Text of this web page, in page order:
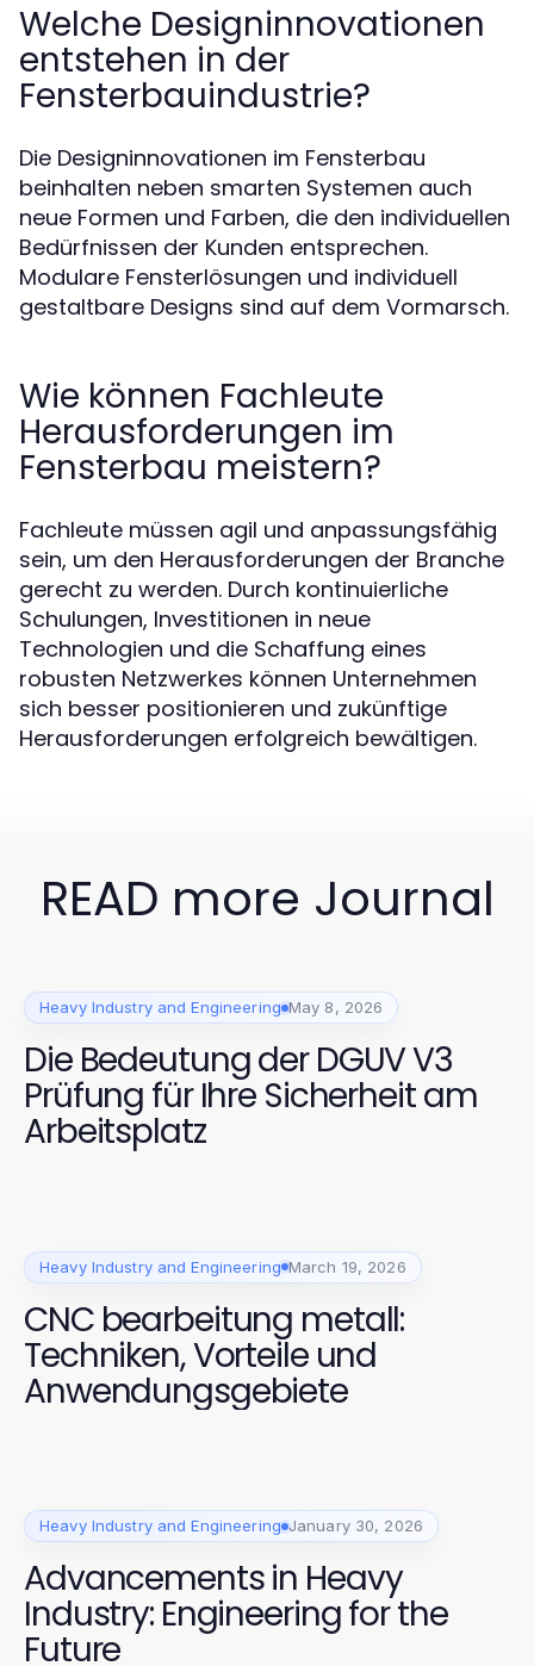
Welche Designinnovationen
entstehen in der
Fensterbauindustrie?
Die Designinnovationen im Fensterbau
beinhalten neben smarten Systemen auch
neue Formen und Farben, die den individuellen
Bedürfnissen der Kunden entsprechen.
Modulare Fensterlösungen und individuell
gestaltbare Designs sind auf dem Vormarsch.
Wie können Fachleute
Herausforderungen im
Fensterbau meistern?
Fachleute müssen agil und anpassungsfähig
sein, um den Herausforderungen der Branche
gerecht zu werden. Durch kontinuierliche
Schulungen, Investitionen in neue
Technologien und die Schaffung eines
robusten Netzwerkes können Unternehmen
sich besser positionieren und zukünftige
Herausforderungen erfolgreich bewältigen.
READ more Journal
Heavy Industry and Engineering May 8, 2026
Die Bedeutung der DGUV V3
Prüfung für Ihre Sicherheit am
Arbeitsplatz
Heavy Industry and Engineering March 19, 2026
CNC bearbeitung metall:
Techniken, Vorteile und
Anwendungsgebiete
Heavy Industry and Engineering January 30, 2026
Advancements in Heavy
Industry: Engineering for the
Future